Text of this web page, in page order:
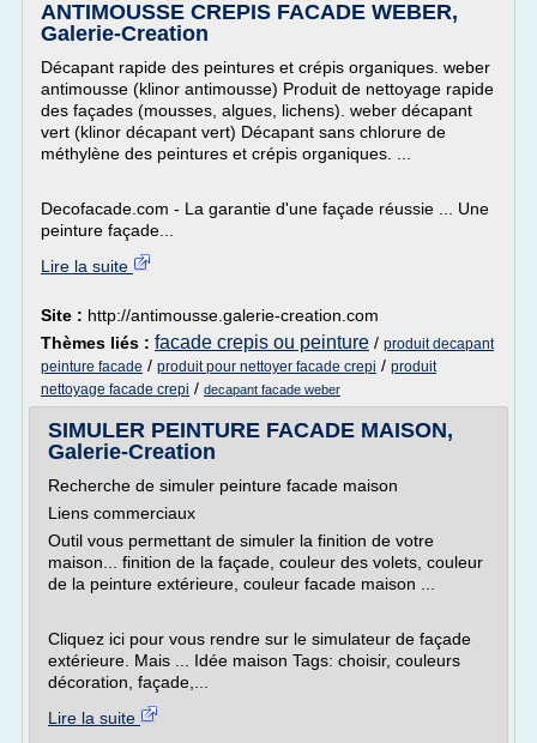
ANTIMOUSSE CREPIS FACADE WEBER,
Galerie-Creation
Décapant rapide des peintures et crépis organiques. weber
antimousse (klinor antimousse) Produit de nettoyage rapide
des façades (mousses, algues, lichens). weber décapant
vert (klinor décapant vert) Décapant sans chlorure de
méthylène des peintures et crépis organiques. ...
Decofacade.com - La garantie d'une façade réussie ... Une
peinture façade...
Lire la suite
Site : http://antimousse.galerie-creation.com
Thèmes liés : facade crepis ou peinture / produit decapant
peinture facade / produit pour nettoyer facade crepi / produit
nettoyage facade crepi / decapant facade weber
SIMULER PEINTURE FACADE MAISON,
Galerie-Creation
Recherche de simuler peinture facade maison
Liens commerciaux
Outil vous permettant de simuler la finition de votre
maison... finition de la façade, couleur des volets, couleur
de la peinture extérieure, couleur facade maison ...
Cliquez ici pour vous rendre sur le simulateur de façade
extérieure. Mais ... Idée maison Tags: choisir, couleurs
décoration, façade,...
Lire la suite